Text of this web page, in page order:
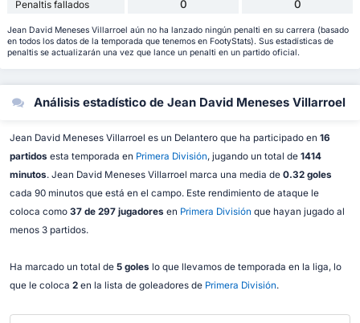
Penaltis fallados 0 0
Jean David Meneses Villarroel aún no ha lanzado ningún penalti en su carrera (basado
en todos los datos de la temporada que tenemos en FootyStats). Sus estadísticas de
penaltis se actualizarán una vez que lance un penalti en un partido oficial.
Análisis estadístico de Jean David Meneses Villarroel
Jean David Meneses Villarroel es un Delantero que ha participado en 16
partidos esta temporada en Primera División, jugando un total de 1414
minutos. Jean David Meneses Villarroel marca una media de 0.32 goles
cada 90 minutos que está en el campo. Este rendimiento de ataque le
coloca como 37 de 297 jugadores en Primera División que hayan jugado al
menos 3 partidos.
Ha marcado un total de 5 goles lo que llevamos de temporada en la liga, lo
que le coloca 2en la lista de goleadores de Primera División.